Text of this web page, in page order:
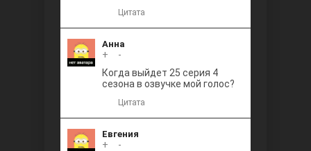
Цитата
Анна
+
-
Когда выйдет 25 серия 4
сезона в озвучке мой голос?
Цитата
Евгения
+
-